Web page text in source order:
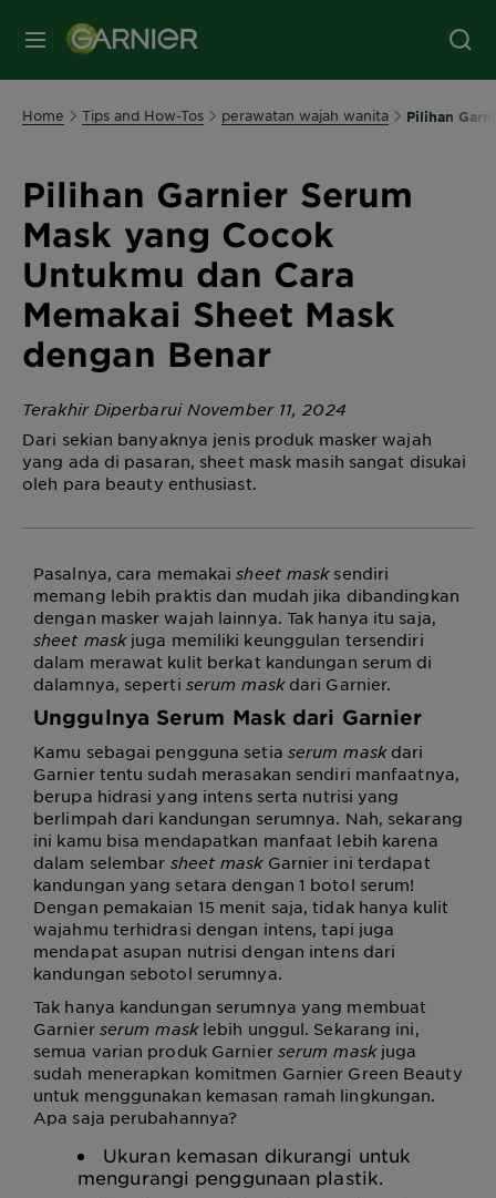
MENU
Home Tips and How-Tos perawatan wajah wanita Pilihan
Pilihan Garnier Serum
Mask yang Cocok
Untukmu dan Cara
Memakai Sheet Mask
dengan Benar
Terakhir Diperbarui November 11, 2024
Dari sekian banyaknya jenis produk masker wajah
yang ada di pasaran, sheet mask masih sangat disukai
oleh para beauty enthusiast.
Pasalnya, cara memakaisheet masksendiri
memang lebih praktis dan mudah jika dibandingkan
dengan masker wajah lainnya. Tak hanya itu saja,
sheet maskjuga memiliki keunggulan tersendiri
dalam merawat kulit berkat kandungan serum di
dalamnya, seperti serum maskdari Garnier.
Unggulnya Serum Mask dari Garnier
Kamu sebagai pengguna setia serum maskdari
Garnier tentu sudah merasakan sendiri manfaatnya,
berupa hidrasi yang intens serta nutrisi yang
berlimpah dari kandungan serumnya. Nah, sekarang
ini kamu bisa mendapatkan manfaat lebih karena
dalam selembar sheet maskGarnier ini terdapat
kandungan yang setara dengan 1 botol serum!
Dengan pemakaian 15 menit saja, tidak hanya kulit
wajahmu terhidrasi dengan intens, tapi juga
mendapat asupan nutrisi dengan intens dari
kandungan sebotol serumnya.
Tak hanya kandungan serumnya yang membuat
Garnier serum masklebih unggul. Sekarang ini,
semua varian produk Garnier serum maskjuga
sudah menerapkan komitmen Garnier Green Beauty
untuk menggunakan kemasan ramah lingkungan.
Apa saja perubahannya?
Ukuran kemasan dikurangi untuk
mengurangi penggunaan plastik.